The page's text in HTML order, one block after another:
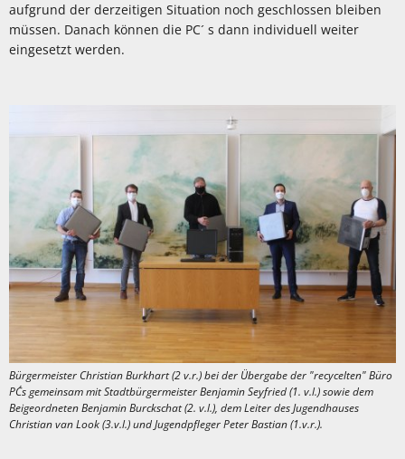
aufgrund der derzeitigen Situation noch geschlossen bleiben
müssen. Danach können die PC´ s dann individuell weiter
eingesetzt werden.
Bürgermeister Christian Burkhart (2 v.r.) bei der Übergabe der "recycelten" Büro
PC´s gemeinsam mit Stadtbürgermeister Benjamin Seyfried (1. v.l.) sowie dem
Beigeordneten Benjamin Burckschat (2. v.l.), dem Leiter des Jugendhauses
Christian van Look (3.v.l.) und Jugendpfleger Peter Bastian (1.v.r.).